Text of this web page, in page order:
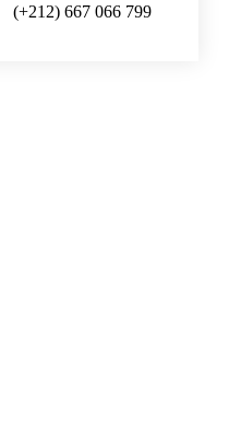
(+212) 667 066 799